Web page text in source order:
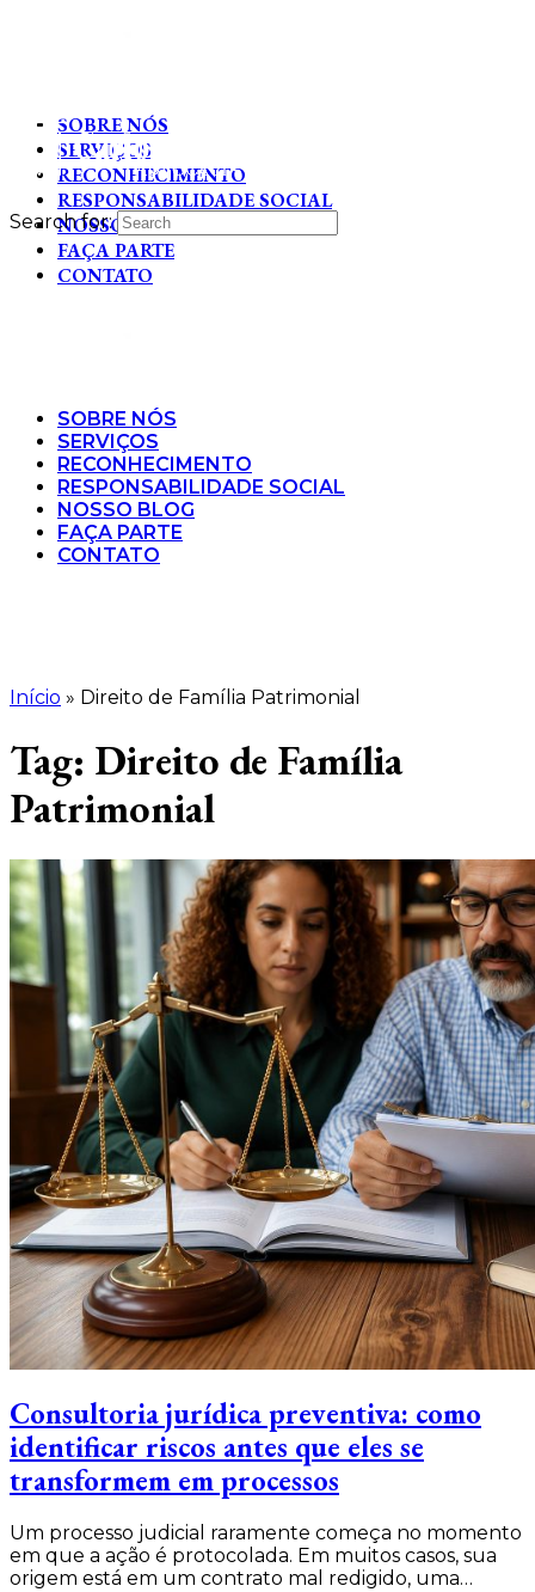
SOBRE NÓS
SERVIÇOS
RECONHECIMENTO
RESPONSABILIDADE SOCIAL
NOSSO BLOG
FAÇA PARTE
CONTATO
Search for:
SOBRE NÓS
SERVIÇOS
RECONHECIMENTO
RESPONSABILIDADE SOCIAL
NOSSO BLOG
FAÇA PARTE
CONTATO
Início » Direito de Família Patrimonial
Tag: Direito de Família
Patrimonial
Consultoria jurídica preventiva: como
identificar riscos antes que eles se
transformem em processos
Um processo judicial raramente começa no momento
em que a ação é protocolada. Em muitos casos, sua
origem está em um contrato mal redigido, uma…